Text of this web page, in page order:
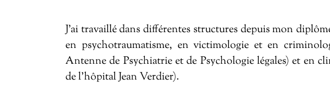
J’ai travaillé dans différentes structures depuis mon
en psychotraumatisme, en victimologie et en
Antenne de Psychiatrie et de Psychologie légales) et en
de l’hôpital Jean Verdier).